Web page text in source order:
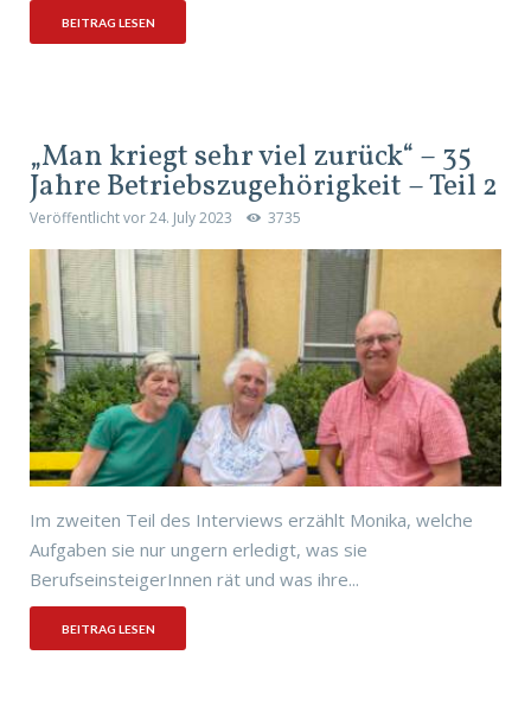
BEITRAG LESEN
„Man kriegt sehr viel zurück“ – 35
Jahre Betriebszugehörigkeit – Teil 2
Veröffentlicht vor24. July 2023 3735
Im zweiten Teil des Interviews erzählt Monika, welche
Aufgaben sie nur ungern erledigt, was sie
BerufseinsteigerInnen rät und was ihre...
BEITRAG LESEN